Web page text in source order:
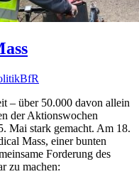
BfR
– über 50.000 davon allein
der Aktionswochen
Mai stark gemacht. Am 18.
Mass, einer bunten
Forderung des
zu machen: